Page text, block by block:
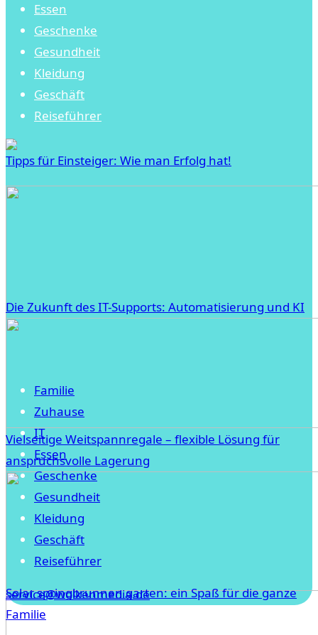
Essen
Geschenke
Gesundheit
Kleidung
Geschäft
Reiseführer
Tipps für Einsteiger: Wie man Erfolg hat!
Die Zukunft des IT-Supports: Automatisierung und KI
Vielseitige Weitspannregale – flexible Lösung für
anspruchsvolle Lagerung
Solar springbrunnen garten: ein Spaß für die ganze
Familie
Familie
Zuhause
IT
Essen
Geschenke
Gesundheit
Kleidung
Geschäft
Reiseführer
service@wolkenmedia.de